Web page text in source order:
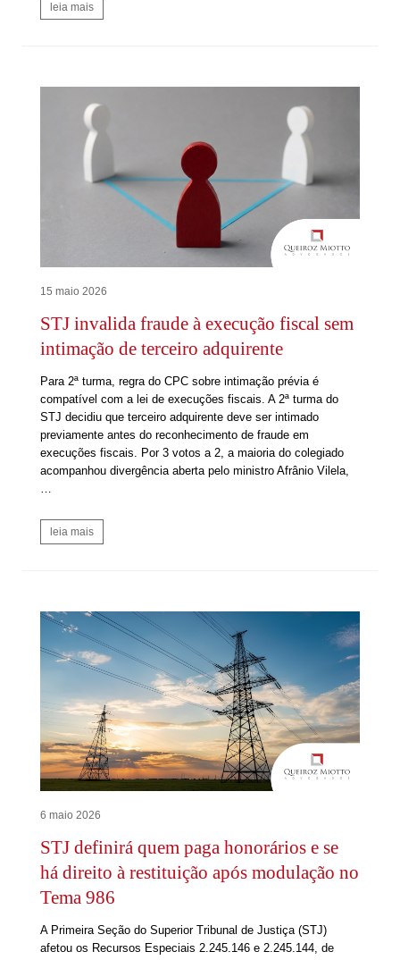
leia mais
15 maio 2026
STJ invalida fraude à execução fiscal sem
intimação de terceiro adquirente
Para 2ª turma, regra do CPC sobre intimação prévia é
compatível com a lei de execuções fiscais. A 2ª turma do
STJ decidiu que terceiro adquirente deve ser intimado
previamente antes do reconhecimento de fraude em
execuções fiscais. Por 3 votos a 2, a maioria do colegiado
acompanhou divergência aberta pelo ministro Afrânio Vilela,
leia mais
6 maio 2026
STJ definirá quem paga honorários e se
há direito à restituição após modulação no
Tema 986
A Primeira Seção do Superior Tribunal de Justiça (STJ)
afetou os Recursos Especiais 2.245.146 e 2.245.144, de